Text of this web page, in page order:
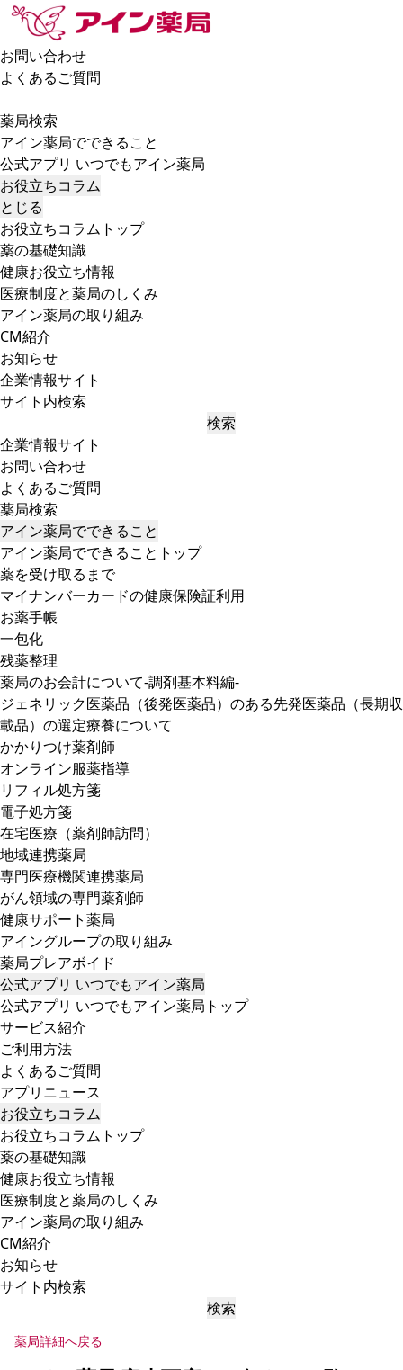
お問い合わせ
よくあるご質問
薬局検索
アイン薬局でできること
公式アプリ いつでもアイン薬局
お役立ちコラム
とじる
お役立ちコラムトップ
薬の基礎知識
健康お役立ち情報
医療制度と薬局のしくみ
アイン薬局の取り組み
CM紹介
お知らせ
企業情報サイト
サイト内検索
検索
企業情報サイト
お問い合わせ
よくあるご質問
薬局検索
アイン薬局でできること
アイン薬局でできることトップ
薬を受け取るまで
マイナンバーカードの健康保険証利用
お薬手帳
一包化
残薬整理
薬局のお会計について-調剤基本料編-
ジェネリック医薬品（後発医薬品）のある先発医薬品（長期収
載品）の選定療養について
かかりつけ薬剤師
オンライン服薬指導
リフィル処方箋
電子処方箋
在宅医療（薬剤師訪問）
地域連携薬局
専門医療機関連携薬局
がん領域の専門薬剤師
健康サポート薬局
アイングループの取り組み
薬局プレアボイド
公式アプリ いつでもアイン薬局
公式アプリ いつでもアイン薬局トップ
サービス紹介
ご利用方法
よくあるご質問
アプリニュース
お役立ちコラム
お役立ちコラムトップ
薬の基礎知識
健康お役立ち情報
医療制度と薬局のしくみ
アイン薬局の取り組み
CM紹介
お知らせ
サイト内検索
検索
薬局詳細へ戻る